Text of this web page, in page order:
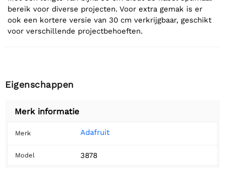
bereik voor diverse projecten. Voor extra gemak is er
ook een kortere versie van 30 cm verkrijgbaar, geschikt
voor verschillende projectbehoeften.
Eigenschappen
Merk informatie
Merk Adafruit
Model 3878